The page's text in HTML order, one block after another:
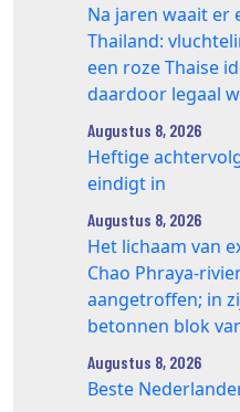
Na jaren waait er
Thailand:
een roze Thaise
daardoor legaal
Augustus 8, 2026
Heftige
eindigt in
Augustus 8, 2026
Het lichaam van
Chao
aangetroffen; in
betonnen blok
Augustus 8, 2026
Beste